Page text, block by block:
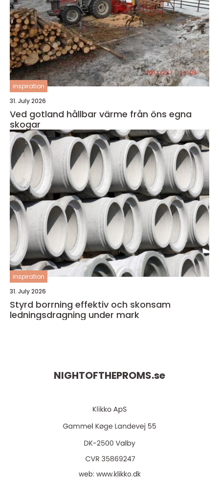
inspiration
31. July 2026
Ved gotland hållbar värme från öns egna
skogar
inspiration
31. July 2026
Styrd borrning effektiv och skonsam
ledningsdragning under mark
NIGHTOFTHEPROMS.se
web: www.klikko.dk